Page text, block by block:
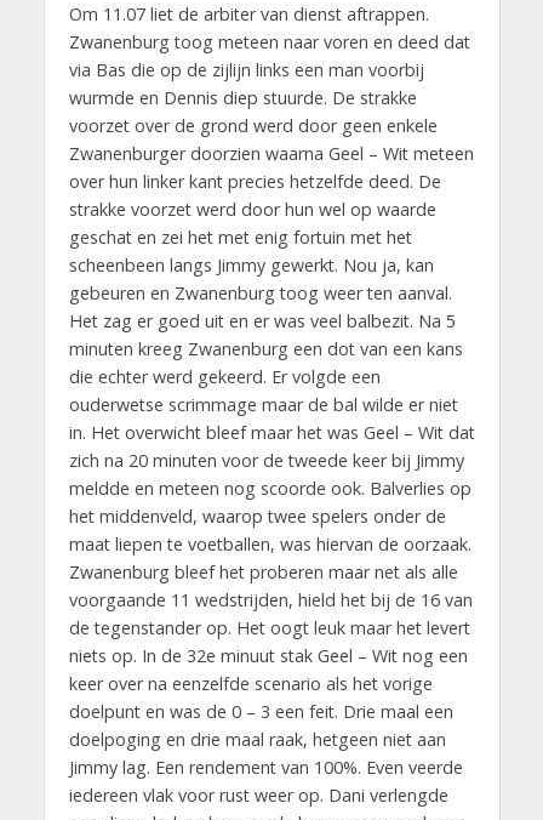
Om 11.07 liet de arbiter van dienst aftrappen.
Zwanenburg toog meteen naar voren en deed dat
via Bas die op de zijlijn links een man voorbij
wurmde en Dennis diep stuurde. De strakke
voorzet over de grond werd door geen enkele
Zwanenburger doorzien waarna Geel – Wit meteen
over hun linker kant precies hetzelfde deed. De
strakke voorzet werd door hun wel op waarde
geschat en zei het met enig fortuin met het
scheenbeen langs Jimmy gewerkt. Nou ja, kan
gebeuren en Zwanenburg toog weer ten aanval.
Het zag er goed uit en er was veel balbezit. Na 5
minuten kreeg Zwanenburg een dot van een kans
die echter werd gekeerd. Er volgde een
ouderwetse scrimmage maar de bal wilde er niet
in. Het overwicht bleef maar het was Geel – Wit dat
zich na 20 minuten voor de tweede keer bij Jimmy
meldde en meteen nog scoorde ook. Balverlies op
het middenveld, waarop twee spelers onder de
maat liepen te voetballen, was hiervan de oorzaak.
Zwanenburg bleef het proberen maar net als alle
voorgaande 11 wedstrijden, hield het bij de 16 van
de tegenstander op. Het oogt leuk maar het levert
niets op. In de 32e minuut stak Geel – Wit nog een
keer over na eenzelfde scenario als het vorige
doelpunt en was de 0 – 3 een feit. Drie maal een
doelpoging en drie maal raak, hetgeen niet aan
Jimmy lag. Een rendement van 100%. Even veerde
iedereen vlak voor rust weer op. Dani verlengde